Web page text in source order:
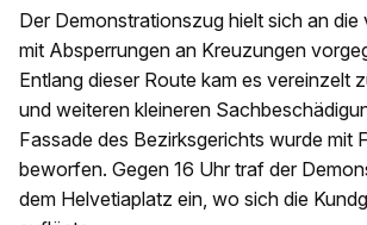
Der Demonstrationszug hielt sich an die
mit Absperrungen an Kreuzungen
Entlang dieser Route kam es vereinzelt
und weiteren kleineren
Fassade des Bezirksgerichts wurde mit
beworfen. Gegen 16 Uhr traf der
dem Helvetiaplatz ein, wo sich die